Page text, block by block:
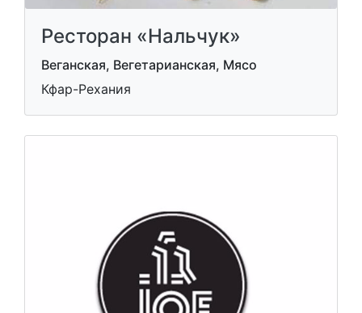
Ресторан «Нальчук»
Веганская, Вегетарианская, Мясо
Кфар-Рехания